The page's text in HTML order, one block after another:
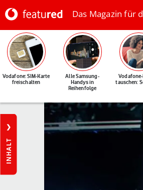
Das Magazin für
Vodafone: SIM-Karte
freischalten
Alle Samsung-
Handys in
Reihenfolge
tauschen:
INHALT